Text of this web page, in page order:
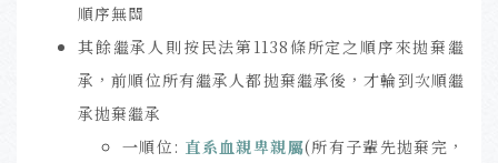
順序無關
其餘繼承人則按民法第1138條所定之順序來拋棄繼
承，前順位所有繼承人都拋棄繼承後，才輪到次順繼
承拋棄繼承
一順位: 直系血親卑親屬(所有子輩先拋棄完，